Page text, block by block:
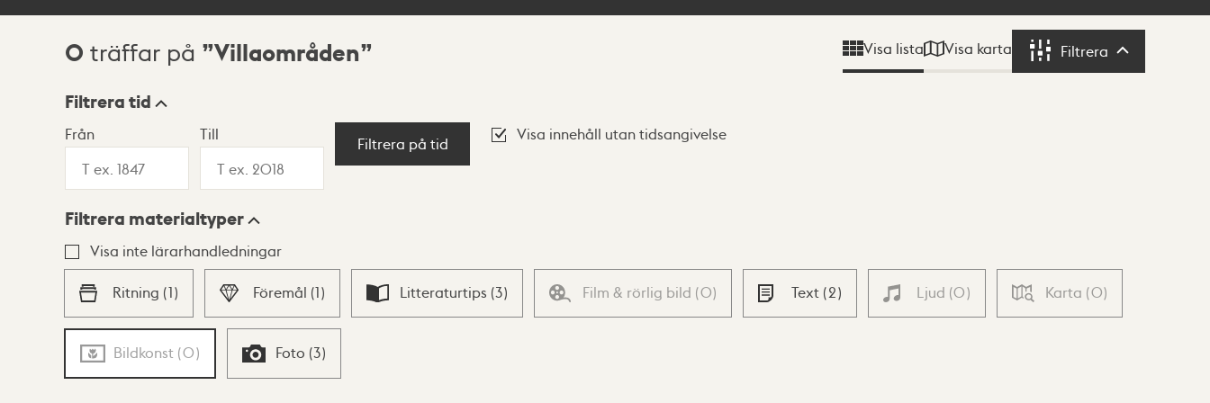
Sökresultat
0 träffar på Villaområden Visa lista Visa karta Filtrera Filtrera
Visningsläge
Lista Karta
Filtrera tid
Från Till
Filtrera på tid
Visa innehåll utan tidsangivelse
Filtrera materialtyper
Visa inte lärarhandledningar
Ritning (1) Föremål (1) Litteraturtips (3) Film & rörlig bild (0) Text (2) Ljud (0) Karta (0)
Bildkonst (0) Foto (3)